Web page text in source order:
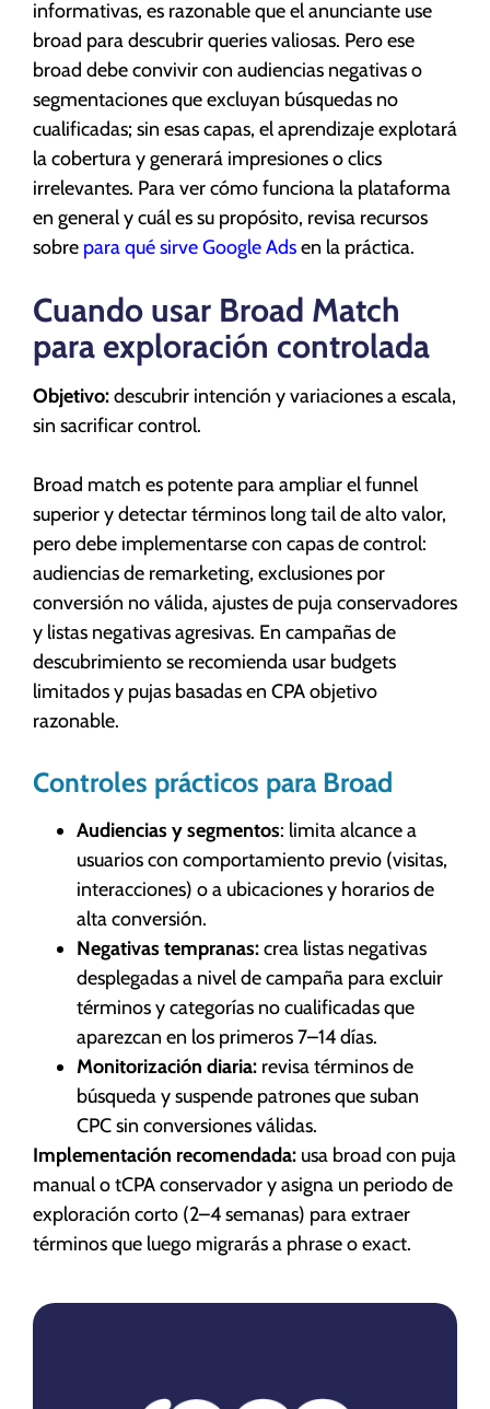
informativas, es razonable que el anunciante use
broad para descubrir queries valiosas. Pero ese
broad debe convivir con audiencias negativas o
segmentaciones que excluyan búsquedas no
cualificadas; sin esas capas, el aprendizaje explotará
la cobertura y generará impresiones o clics
irrelevantes. Para ver cómo funciona la plataforma
en general y cuál es su propósito, revisa recursos
sobre para qué sirve Google Adsen la práctica.
Cuando usar Broad Match
para exploración controlada
Objetivo:descubrir intención y variaciones a escala,
sin sacrificar control.
Broad match es potente para ampliar el funnel
superior y detectar términos long tail de alto valor,
pero debe implementarse con capas de control:
audiencias de remarketing, exclusiones por
conversión no válida, ajustes de puja conservadores
y listas negativas agresivas. En campañas de
descubrimiento se recomienda usar budgets
limitados y pujas basadas en CPA objetivo
razonable.
Controles prácticos para Broad
Audiencias y segmentos: limita alcance a
usuarios con comportamiento previo (visitas,
interacciones) o a ubicaciones y horarios de
alta conversión.
Negativas tempranas:crea listas negativas
desplegadas a nivel de campaña para excluir
términos y categorías no cualificadas que
aparezcan en los primeros 7–14 días.
Monitorización diaria: revisa términos de
búsqueda y suspende patrones que suban
CPC sin conversiones válidas.
Implementación recomendada: usa broad con puja
manual o tCPA conservador y asigna un periodo de
exploración corto (2–4 semanas) para extraer
términos que luego migrarás a phrase o exact.